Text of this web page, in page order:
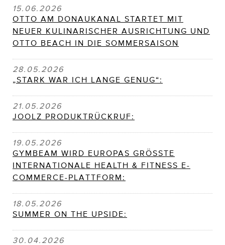
15.06.2026
OTTO AM DONAUKANAL STARTET MIT
NEUER KULINARISCHER AUSRICHTUNG UND
OTTO BEACH IN DIE SOMMERSAISON
28.05.2026
„STARK WAR ICH LANGE GENUG“:
21.05.2026
JOOLZ PRODUKTRÜCKRUF:
19.05.2026
GYMBEAM WIRD EUROPAS GRÖSSTE
INTERNATIONALE HEALTH & FITNESS E-
COMMERCE-PLATTFORM:
18.05.2026
SUMMER ON THE UPSIDE:
30.04.2026